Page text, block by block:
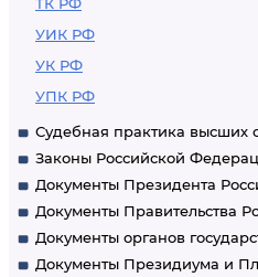
УИК РФ
УК РФ
УПК РФ
Судебная практика высших
Законы Российской
Документы Президента
Документы Правительства
Документы органов
Документы Президиума и